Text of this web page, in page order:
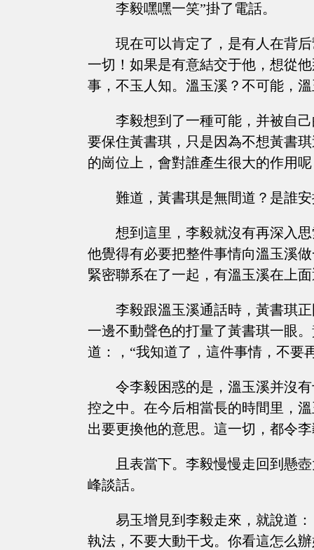
李毅嘿嘿一笑”掛了電話。
現在可以肯定了，是有人在背
一切！如果是有意結交于他，想從
事，不玉人知。溫玉溪？不可能，
李毅想到了一種可能，并被自
要保住黃書琪，只是因為不想黃書
的崗位上，會對誰產生很大的作用
難道，黃書琪是無間道？是誰
想到這里，李毅就沒有再深入
他覺得有必要把整件事情向溫玉溪
緊密聯系在了一起，有溫玉溪在上
李毅跟溫玉溪通話時，黃書琪
一邊不動聲色的打量了黃書琪一眼
道：，“我知道了，這件事情，不要
令李毅困惑的是，溫玉溪并沒
控之中。在今后相當長的時間里，
出要更換他的意思。這一切，都令
且表當下。李毅慢慢走回到懸
峰談話。
易玉增見到李毅走來，就說道
執法，不要大動干戈。你看這怎么辦